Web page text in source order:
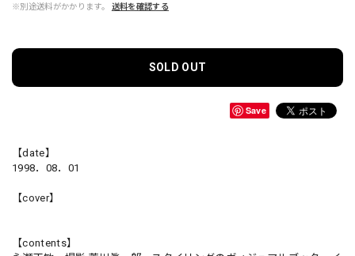
※別途送料がかかります。 送料を確認する
SOLD OUT
Save
【date】
1998．08．01
【cover】
【contents】